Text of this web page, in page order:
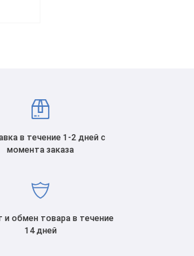
в течение 1-2 дней с
момента заказа
и обмен товара в течение
14 дней